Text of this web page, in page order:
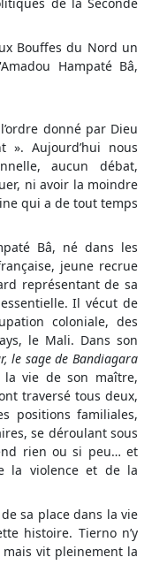
Bouffes du Nord un
Hampaté Bâ,
donné par Dieu
Aujourd’hui nous
aucun débat,
ni avoir la moindre
qui a de tout temps
Bâ, né dans les
jeune recrue
représentant de sa
Il vécut de
coloniale, des
le Mali. Dans son
le sage de Bandiagara
vie de son maître,
traversé tous deux,
positions familiales,
se déroulant sous
rien ou si peu… et
la violence et de la
sa place dans la vie
histoire. Tierno n’y
vit pleinement la